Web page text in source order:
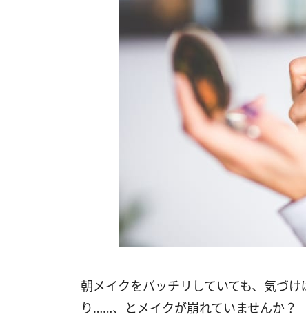
朝メイクをバッチリしていても、気づ
り……、とメイクが崩れていませんか